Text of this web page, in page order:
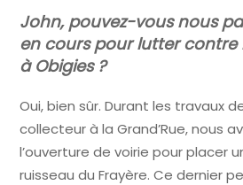
John, pouvez-vous nous
en cours pour lutter contre
à Obigies ?
Oui, bien sûr. Durant les travaux
collecteur à la Grand’Rue, nous
l’ouverture de voirie pour placer
ruisseau du Frayère. Ce dernier